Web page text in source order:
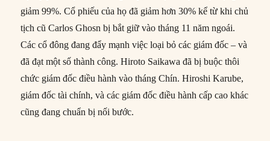
giảm 99%. Cổ phiếu của họ đã giảm hơn 30% kể từ khi chủ
tịch cũ Carlos Ghosn bị bắt giữ vào tháng 11 năm ngoái.
Các cổ đông đang đẩy mạnh việc loại bỏ các giám đốc – và
đã đạt một số thành công. Hiroto Saikawa đã bị buộc thôi
chức giám đốc điều hành vào tháng Chín. Hiroshi Karube,
giám đốc tài chính, và các giám đốc điều hành cấp cao khác
cũng đang chuẩn bị nối bước.